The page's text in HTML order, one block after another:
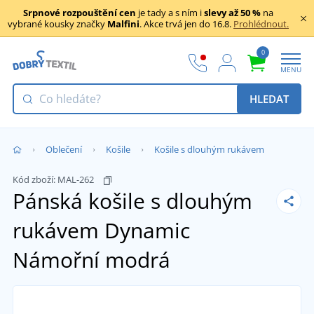
Srpnové rozpouštění cen je tady a s ním islevy až 50 % na
vybrané kousky značky Malfini. Akce trvá jen do 16.8. Prohlédnout.
0
MENU
HLEDAT
Oblečení Košile Košile s dlouhým rukávem
Kód zboží: MAL-262
Pánská košile s dlouhým
rukávem Dynamic
Námořní modrá